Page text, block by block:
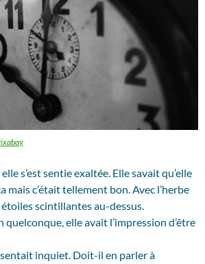
s’est sentie exaltée. Elle savait qu’elle
mais c’était tellement bon. Avec l’herbe
étoiles scintillantes au-dessus.
elle avait l’impression d’être
sentait inquiet. Doit-il en parler à